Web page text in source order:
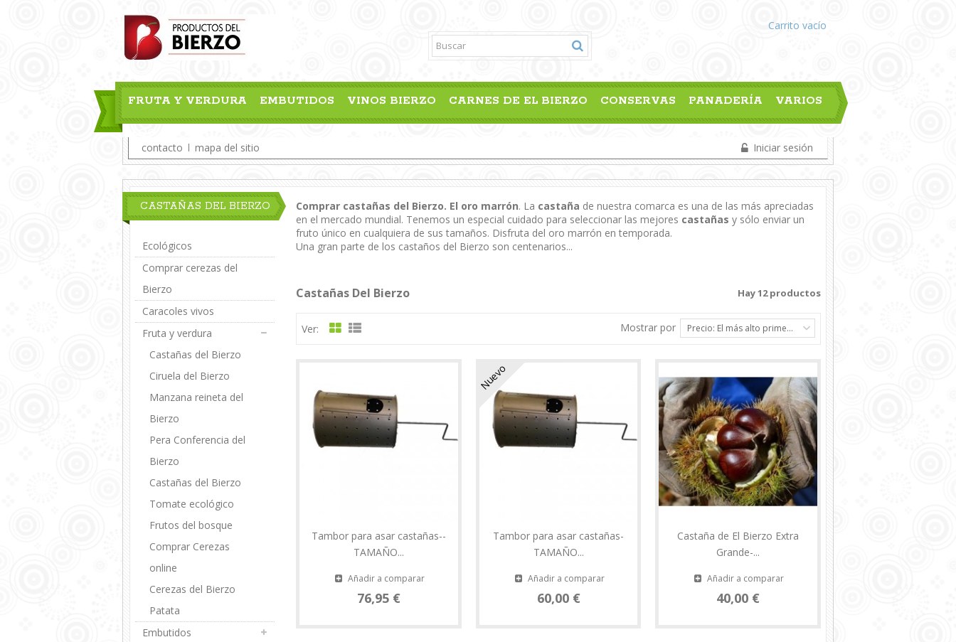
Carrito vacío
FRUTA Y VERDURA EMBUTIDOS VINOS BIERZO CARNES DE EL BIERZO CONSERVAS PANADERÍA VARIOS
contacto
mapa del sitio Iniciar sesión
CASTAÑAS DEL BIERZO
Ecológicos
Comprar cerezas del
Bierzo
Caracoles vivos
Fruta y verdura
Castañas del Bierzo
Ciruela del Bierzo
Manzana reineta del
Bierzo
Pera Conferencia del
Bierzo
Castañas del Bierzo
Tomate ecológico
Frutos del bosque
Comprar Cerezas
online
Cerezas del Bierzo
Patata
Embutidos
Comprar castañas del Bierzo. El oro marrón. La castaña de nuestra comarca es una de las más apreciadas
en el mercado mundial. Tenemos un especial cuidado para seleccionar las mejores castañas y sólo enviar un
fruto único en cualquiera de sus tamaños. Disfruta del oro marrón en temporada.
Una gran parte de los castaños del Bierzo son centenarios...
Castañas Del Bierzo Hay 12 productos
Ver: Mostrar por Precio: El más alto primero
Tambor para asar castañas--
TAMAÑO...
Añadir a comparar
76,95 €
Nuevo
Tambor para asar castañas-
TAMAÑO...
Añadir a comparar
60,00 €
Castaña de El Bierzo Extra
Grande-...
Añadir a comparar
40,00 €